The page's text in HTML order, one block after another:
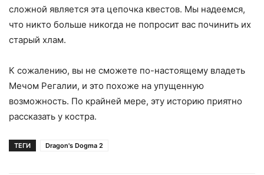
сложной является эта цепочка квестов. Мы надеемся,
что никто больше никогда не попросит вас починить их
старый хлам.
К сожалению, вы не сможете по-настоящему владеть
Мечом Регалии, и это похоже на упущенную
возможность. По крайней мере, эту историю приятно
рассказать у костра.
ТЕГИ Dragon's Dogma 2